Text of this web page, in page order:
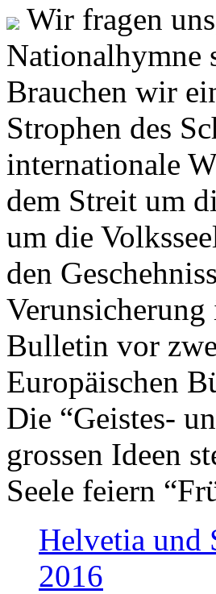
Wir fragen
Nationalhymne
Brauchen wir
Strophen des
internationale
dem Streit um
um die
den
Bulletin vor
Europäischen
Die “Geistes-
grossen Ideen
Seele feiern
Helvetia und
2016